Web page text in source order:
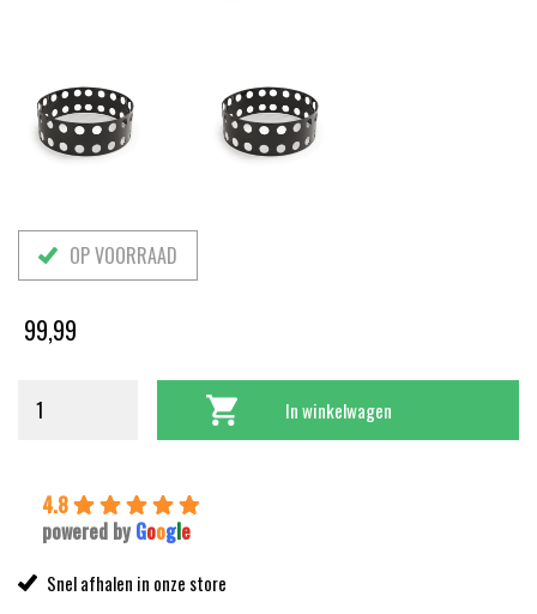
OP VOORRAAD
99,99
In winkelwagen
4.8
powered by Google
Snel afhalen in onze store